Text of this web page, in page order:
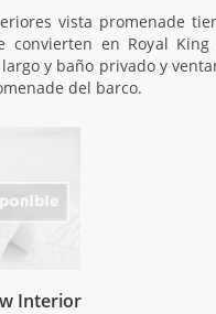
vista promenade
convierten en Royal
y baño privado y
del barco.
Interior